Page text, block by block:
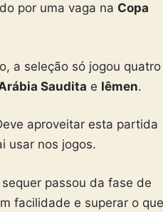
por uma vaga na Copa
a seleção só jogou quatro
Saudita e Iêmen.
aproveitar esta partida
usar nos jogos.
passou da fase de
facilidade e superar o que